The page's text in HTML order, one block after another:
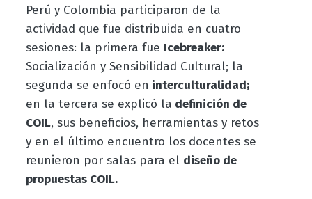
Perú y Colombia participaron de la
actividad que fue distribuida en cuatro
sesiones: la primera fue Icebreaker:
Socialización y Sensibilidad Cultural; la
segunda se enfocó en interculturalidad;
en la tercera se explicó la definición de
COIL, sus beneficios, herramientas y retos
y en el último encuentro los docentes se
reunieron por salas para el diseño de
propuestas COIL.